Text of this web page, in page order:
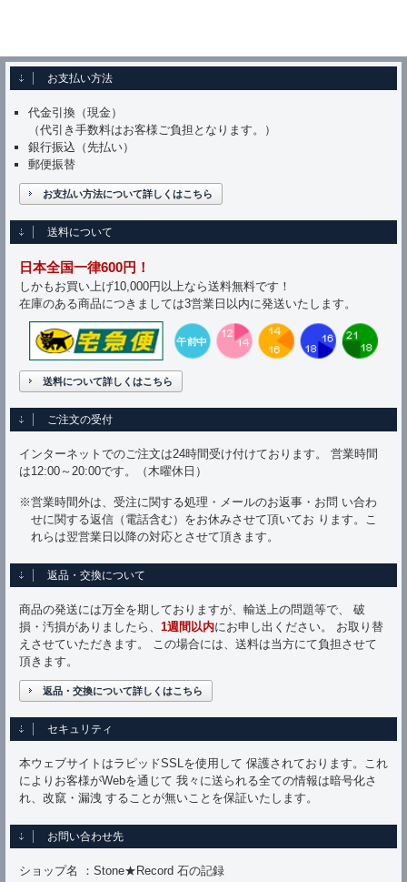
お支払い方法
代金引換（現金）
（代引き手数料はお客様ご負担となります。）
銀行振込（先払い）
郵便振替
お支払い方法について詳しくはこちら
送料について
日本全国一律600円！
しかもお買い上げ10,000円以上なら送料無料です！
在庫のある商品につきましては3営業日以内に発送いたします。
送料について詳しくはこちら
ご注文の受付
インターネットでのご注文は24時間受け付けております。 営業時間
は12:00～20:00です。（木曜休日）
※営業時間外は、受注に関する処理・メールのお返事・お問 い合わ
せに関する返信（電話含む）をお休みさせて頂いてお ります。こ
れらは翌営業日以降の対応とさせて頂きます。
返品・交換について
商品の発送には万全を期しておりますが、輸送上の問題等で、 破
損・汚損がありましたら、 1週間以内にお申し出ください。 お取り替
えさせていただきます。 この場合には、送料は当方にて負担させて
頂きます。
返品・交換について詳しくはこちら
セキュリティ
本ウェブサイトはラピッドSSLを使用して 保護されております。これ
によりお客様がWebを通じて 我々に送られる全ての情報は暗号化さ
れ、改竄・漏洩 することが無いことを保証いたします。
お問い合わせ先
ショップ名 ：Stone★Record 石の記録